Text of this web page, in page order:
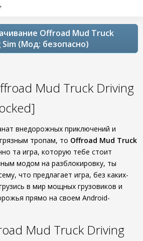
Offroad Mud Truck
Sim (Мод: безопасно)
Mud Truck Driving
внедорожных приключений и
тропам, то Offroad Mud Truck
та игра, которую тебе стоит
модом на разблокировку, ты
что предлагает игра, без каких-
в мир мощных грузовиков и
прямо на своем Android-
Mud Truck Driving